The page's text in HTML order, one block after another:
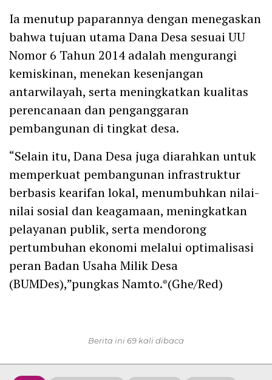
Ia menutup paparannya dengan menegaskan
bahwa tujuan utama Dana Desa sesuai UU
Nomor 6 Tahun 2014 adalah mengurangi
kemiskinan, menekan kesenjangan
antarwilayah, serta meningkatkan kualitas
perencanaan dan penganggaran
pembangunan di tingkat desa.
“Selain itu, Dana Desa juga diarahkan untuk
memperkuat pembangunan infrastruktur
berbasis kearifan lokal, menumbuhkan nilai-
nilai sosial dan keagamaan, meningkatkan
pelayanan publik, serta mendorong
pertumbuhan ekonomi melalui optimalisasi
peran Badan Usaha Milik Desa
(BUMDes),”pungkas Namto.*(Ghe/Red)
Berita ini 69 kali dibaca